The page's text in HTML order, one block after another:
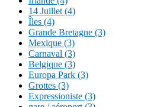
14 Juillet (4)
Îles (4)
Grande Bretagne (3)
Mexique (3)
Carnaval (3)
Belgique (3)
Europa Park (3)
Grottes (3)
Expressioniste (3)